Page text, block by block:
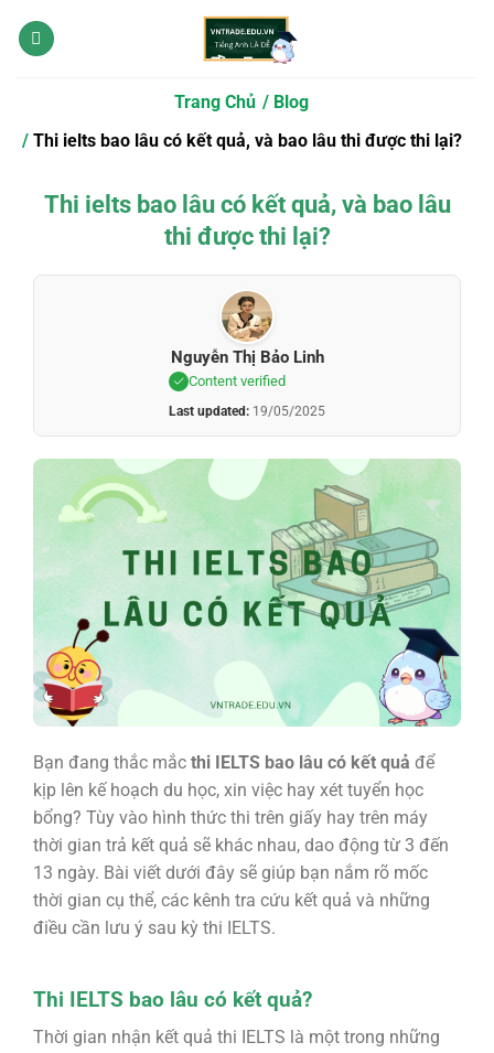
qua
Trang Chủ
Blog
Thi ielts bao lâu có kết quả, và bao lâu thi được thi lại?
Thi ielts bao lâu có kết quả, và bao lâu
thi được thi lại?
Nguyễn Thị Bảo Linh
Content verified
Last updated: 19/05/2025
Bạn đang thắc mắc thi IELTS bao lâu có kết quả để
kịp lên kế hoạch du học, xin việc hay xét tuyển học
bổng? Tùy vào hình thức thi trên giấy hay trên máy
thời gian trả kết quả sẽ khác nhau, dao động từ 3 đến
13 ngày. Bài viết dưới đây sẽ giúp bạn nắm rõ mốc
thời gian cụ thể, các kênh tra cứu kết quả và những
điều cần lưu ý sau kỳ thi IELTS.
Thi IELTS bao lâu có kết quả?
Thời gian nhận kết quả thi IELTS là một trong những